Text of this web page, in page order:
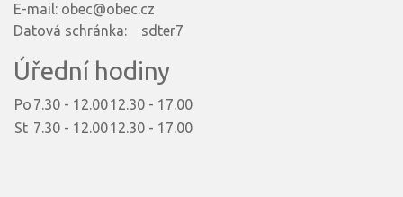
E-mail: obec@obec.cz
Datová schránka: sdter7
Úřední hodiny
Po 7.30 - 12.0012.30 - 17.00
St 7.30 - 12.0012.30 - 17.00